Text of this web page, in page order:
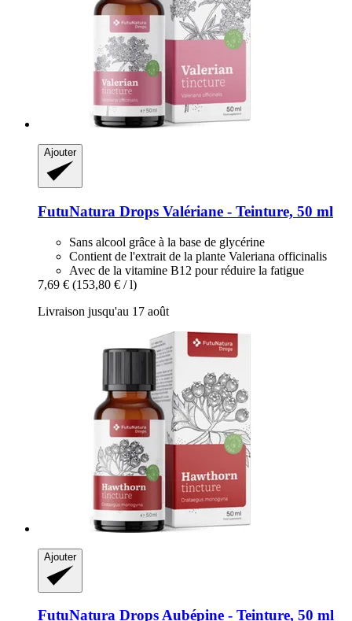
Ajouter
FutuNatura Drops Valériane -​ Teinture, 50 ml
Sans alcool grâce à la base de glycérine
Contient de l'extrait de la plante Valeriana officinalis
Avec de la vitamine B12 pour réduire la fatigue
7,69 € (153,80 € / l)
Livraison jusqu'au 17 août
Ajouter
FutuNatura DropsAubépine -​ Teinture, 50 ml